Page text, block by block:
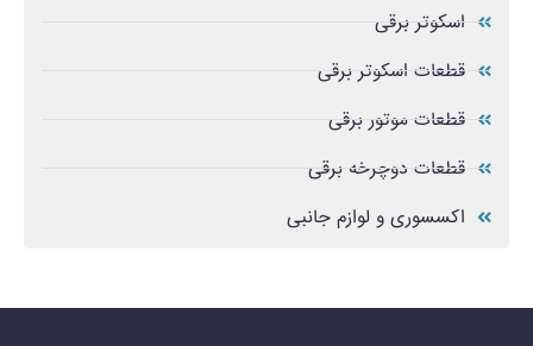
اسکوتر برقی
قطعات اسکوتر برقی
قطعات موتور برقی
قطعات دوچرخه برقی
اکسسوری و لوازم جانبی